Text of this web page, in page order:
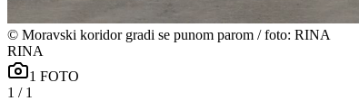
© Moravski koridor gradi se punom parom / foto: RINA
RINA
1 FOTO
1 / 1